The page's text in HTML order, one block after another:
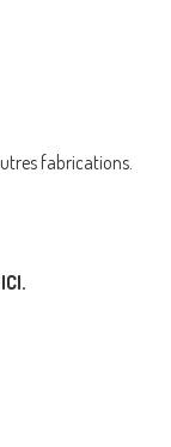
fabrications.
ICI.